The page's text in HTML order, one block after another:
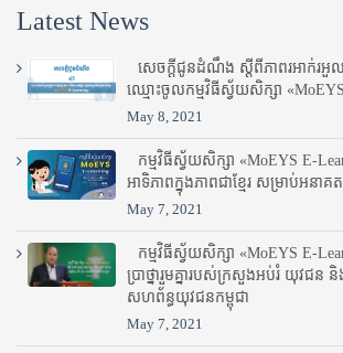
Latest News
សេចក្តីជូនដំណឹង ស្តី​ពីភាព​រអាក់រអួ
ឈ្មោះ​ចូល​កម្មវិធី​ស្វ័យសិក្សា
May 8, 2021
កម្មវិធីស្វ័យសិក្សា «MoEYS E-
អាទិភាពក្នុងភាពជាខ្មែរ សម្រាប់អនាគត
May 7, 2021
កម្មវិធីស្វ័យសិក្សា «MoEYS E-
ប្រាថ្នារួមគ្នារបស់ក្រសួងអប់រំ​ យុវជ
សហព័ន្ធយុវជនកម្ពុជា
May 7, 2021